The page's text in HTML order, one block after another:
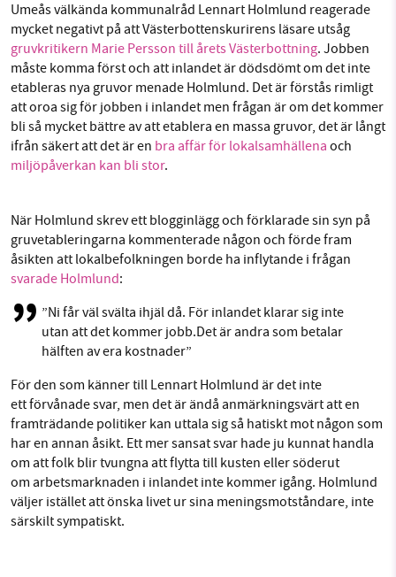
Threads LinkedIn
Umeås välkända kommunalråd Lennart Holmlund reagerade
mycket negativt på att Västerbottenskurirens läsare utsåg
gruvkritikern Marie Persson till årets Västerbottning. Jobben
måste komma först och att inlandet är dödsdömt om det inte
etableras nya gruvor menade Holmlund. Det är förstås rimligt
att oroa sig för jobben i inlandet men frågan är om det kommer
bli så mycket bättre av att etablera en massa gruvor, det är långt
ifrån säkert att det är en bra affär för lokalsamhällena och
miljöpåverkan kan bli stor.
När Holmlund skrev ett blogginlägg och förklarade sin syn på
gruvetableringarna kommenterade någon och förde fram
åsikten att lokalbefolkningen borde ha inflytande i frågan
svarade Holmlund:
”Ni får väl svälta ihjäl då. För inlandet klarar sig inte
utan att det kommer jobb.Det är andra som betalar
hälften av era kostnader”
För den som känner till Lennart Holmlund är det inte
ett förvånade svar, men det är ändå anmärkningsvärt att en
framträdande politiker kan uttala sig så hatiskt mot någon som
har en annan åsikt. Ett mer sansat svar hade ju kunnat handla
om att folk blir tvungna att flytta till kusten eller söderut
om arbetsmarknaden i inlandet inte kommer igång. Holmlund
väljer istället att önska livet ur sina meningsmotståndare, inte
särskilt sympatiskt.
SMB kämpar för en hållbar framtid. Sedan
starten 2010 har vår ideella redaktion drivit
miljödebatten framåt genom
nyhetsbevakning och granskningar. Nu vill vi
utveckla vårt arbete – och vi hoppas att du
vill hjälpa oss.
Stötta vårt arbete genom att swisha en slant till
1231368703
Läs vad vi vill göra